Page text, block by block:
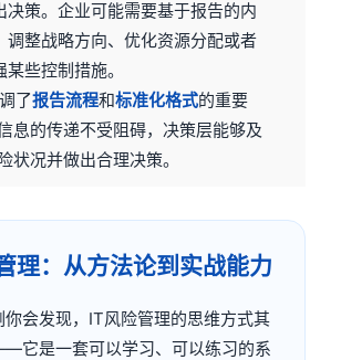
决策。企业可能需要基于报告的内
调整战略方向、优化资源分配或者
某些控制措施。
了报告流程和标准化格式的重要
息的传递不受阻碍，决策层能够及
状况并做出合理决策。
理：从方法论到实战能力
你会发现，IT风险管理的思维方式其
它是一套可以学习、可以练习的系